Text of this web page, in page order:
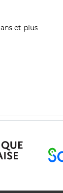
et plus